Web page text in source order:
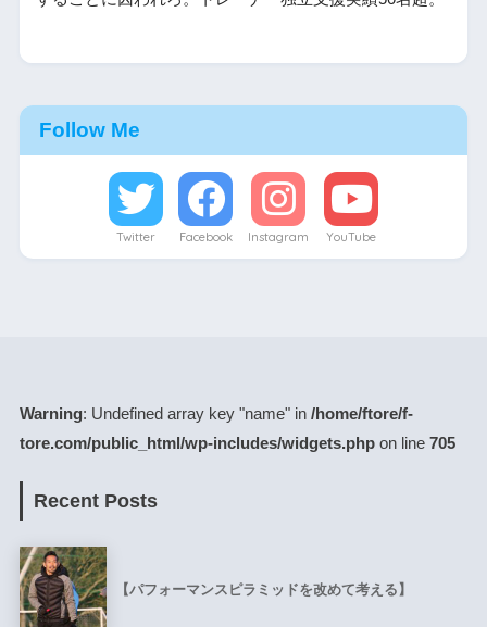
Follow Me
Twitter Facebook Instagram YouTube
Warning: Undefined array key "name" in /home/ftore/f-
tore.com/public_html/wp-includes/widgets.phpon line 705
Recent Posts
【パフォーマンスピラミッドを改めて考える】